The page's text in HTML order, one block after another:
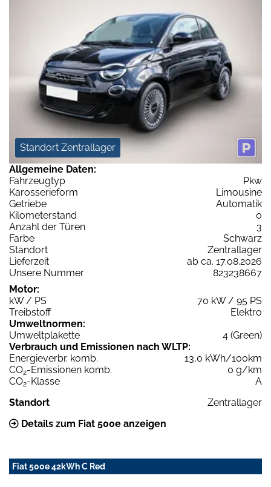
Standort Zentrallager
Allgemeine Daten:
Fahrzeugtyp
Pkw
Karosserieform
Limousine
Getriebe
Automatik
Kilometerstand
0
Anzahl der Türen
3
Farbe
Schwarz
Standort
Zentrallager
Lieferzeit
ab ca. 17.08.2026
Unsere Nummer
823238667
Motor:
kW / PS
70 kW / 95 PS
Treibstoff
Elektro
Umweltnormen:
Umweltplakette
4 (Green)
Verbrauch und Emissionen nach WLTP:
Energieverbr. komb.
13,0 kWh/100km
CO2-Emissionen komb.
0 g/km
CO2-Klasse
A
Standort
Zentrallager
Details zum Fiat 500e anzeigen
Fiat 500e 42kWh C Red